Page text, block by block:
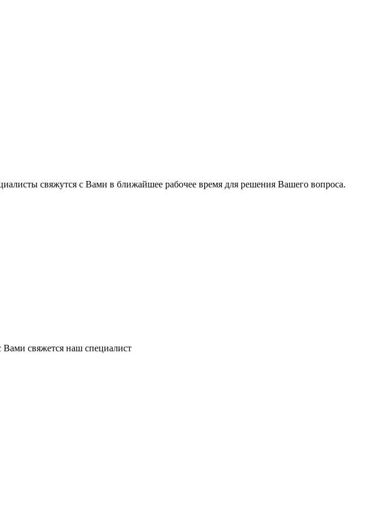
свяжутся с Вами в ближайшее рабочее время для решения Вашего вопроса.
свяжется наш специалист